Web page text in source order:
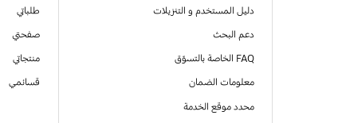
دليل المستخدم و التنزيلات
دعم البحث
FAQ الخاصة بالتسوّق
معلومات الضمان
محدد موقع الخدمة
طلباتي
صفحتي
منتجاتي
قسائمي